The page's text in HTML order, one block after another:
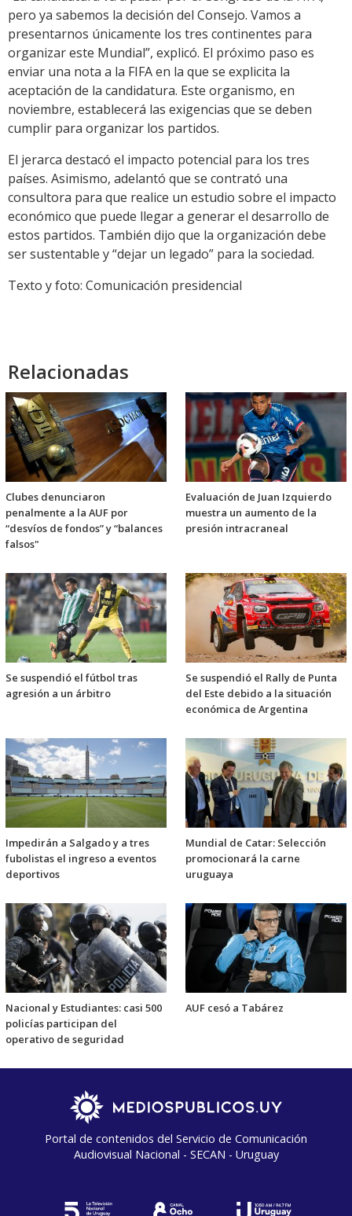
pero ya sabemos la decisión del Consejo. Vamos a
presentarnos únicamente los tres continentes para
organizar este Mundial”, explicó. El próximo paso es
enviar una nota a la FIFA en la que se explicita la
aceptación de la candidatura. Este organismo, en
noviembre, establecerá las exigencias que se deben
cumplir para organizar los partidos.
El jerarca destacó el impacto potencial para los tres
países. Asimismo, adelantó que se contrató una
consultora para que realice un estudio sobre el impacto
económico que puede llegar a generar el desarrollo de
estos partidos. También dijo que la organización debe
ser sustentable y “dejar un legado” para la sociedad.
Texto y foto: Comunicación presidencial
Relacionadas
Clubes denunciaron
penalmente a la AUF por
“desvíos de fondos” y “balances
falsos"
Evaluación de Juan Izquierdo
muestra un aumento de la
presión intracraneal
Se suspendió el fútbol tras
agresión a un árbitro
Se suspendió el Rally de Punta
del Este debido a la situación
económica de Argentina
Impedirán a Salgado y a tres
fubolistas el ingreso a eventos
deportivos
Mundial de Catar: Selección
promocionará la carne
uruguaya
Nacional y Estudiantes: casi 500
policías participan del
operativo de seguridad
AUF cesó a Tabárez
Portal de contenidos del Servicio de Comunicación
Audiovisual Nacional - SECAN - Uruguay